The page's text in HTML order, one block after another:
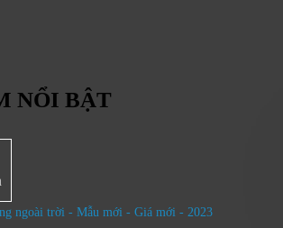
NỔI BẬT
ngoài trời - Mẫu mới - Giá mới - 2023